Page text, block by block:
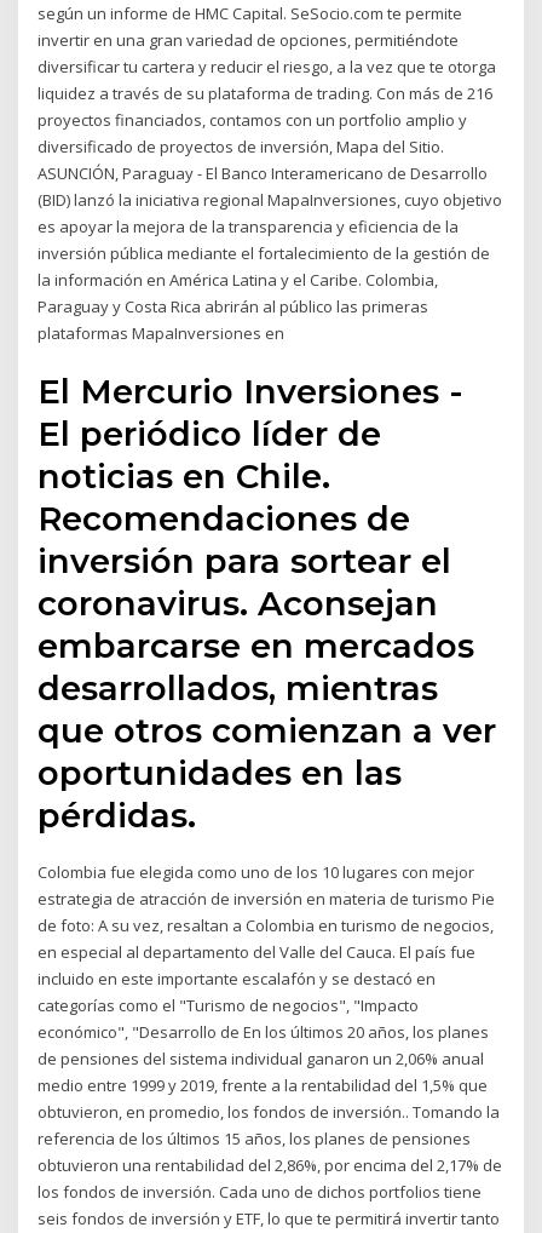
según un informe de HMC Capital. SeSocio.com te permite
invertir en una gran variedad de opciones, permitiéndote
diversificar tu cartera y reducir el riesgo, a la vez que te otorga
liquidez a través de su plataforma de trading. Con más de 216
proyectos financiados, contamos con un portfolio amplio y
diversificado de proyectos de inversión, Mapa del Sitio.
ASUNCIÓN, Paraguay - El Banco Interamericano de Desarrollo
(BID) lanzó la iniciativa regional MapaInversiones, cuyo objetivo
es apoyar la mejora de la transparencia y eficiencia de la
inversión pública mediante el fortalecimiento de la gestión de
la información en América Latina y el Caribe. Colombia,
Paraguay y Costa Rica abrirán al público las primeras
plataformas MapaInversiones en
El Mercurio Inversiones -
El periódico líder de
noticias en Chile.
Recomendaciones de
inversión para sortear el
coronavirus. Aconsejan
embarcarse en mercados
desarrollados, mientras
que otros comienzan a ver
oportunidades en las
pérdidas.
Colombia fue elegida como uno de los 10 lugares con mejor
estrategia de atracción de inversión en materia de turismo Pie
de foto: A su vez, resaltan a Colombia en turismo de negocios,
en especial al departamento del Valle del Cauca. El país fue
incluido en este importante escalafón y se destacó en
categorías como el "Turismo de negocios", "Impacto
económico", "Desarrollo de En los últimos 20 años, los planes
de pensiones del sistema individual ganaron un 2,06% anual
medio entre 1999 y 2019, frente a la rentabilidad del 1,5% que
obtuvieron, en promedio, los fondos de inversión.. Tomando la
referencia de los últimos 15 años, los planes de pensiones
obtuvieron una rentabilidad del 2,86%, por encima del 2,17% de
los fondos de inversión. Cada uno de dichos portfolios tiene
seis fondos de inversión y ETF, lo que te permitirá invertir tanto